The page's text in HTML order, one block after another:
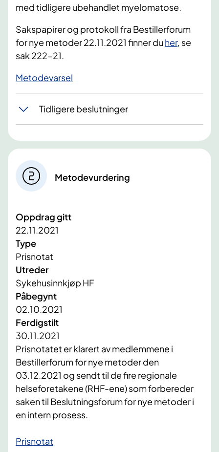
med tidligere ubehandlet myelomatose.
Sakspapirer og protokoll fra Bestillerforum
for nye metoder 22.11.2021 finner du her, se
sak 222-21.
​Metodevarsel
Tidligere beslutninger
Metodevurdering
Oppdrag gitt
22.11.2021
Type
Prisnotat
Utreder
Sykehusinnkjøp HF
Påbegynt
02.10.2021
Ferdigstilt
30.11.2021
Prisnotatet er klarert av medlemmene i
Bestillerforum for nye metoder den
03.12.2021 og sendt til de fire regionale
helseforetakene (RHF-ene) som forbereder
saken til Beslutningsforum for nye metoder i
en intern prosess.
​Prisnotat